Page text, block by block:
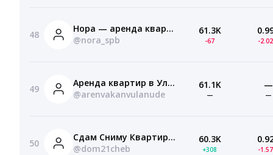
48
Нора — аренда квартир и комнат в СПб | 0%
@nora_spb
61.3K
-67 -
49
Аренда квартир в Улан-Удэ без посредников
@arenvakanvulanude
61.1K
—
—
—
50
Сдам Сниму Квартиру | Недвижимость Чебоксары
@dom21cheb
60.3K
+308 -